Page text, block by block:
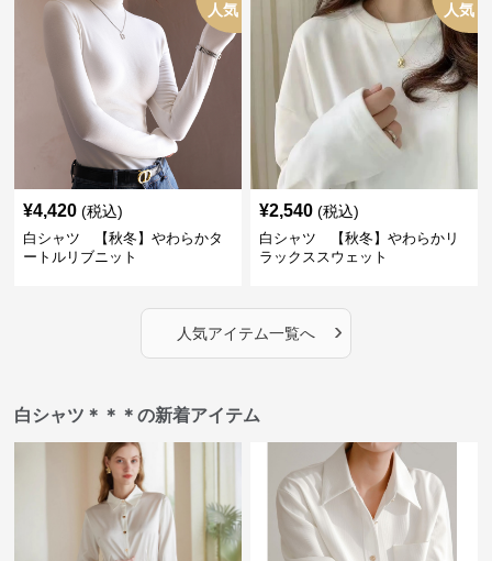
人気
¥4,420 (税込)
白シャツ 【秋冬】やわらかタ
ートルリブニット
人気
¥2,540 (税込)
白シャツ 【秋冬】やわらかリ
ラックススウェット
人気アイテム一覧へ ›
白シャツ＊＊＊の新着アイテム